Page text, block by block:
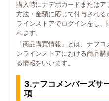
購入時にナデポカードまたは
方法・金額に応じて付与され
ラインストアでログインをし
れます。
「商品購買情報」とは、ナフ
ンラインストアにおける商品
る情報をいいます。
3.ナフコメンバーズサ
項